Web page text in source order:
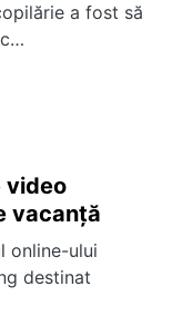
a fost să
video
vacanţă
online-ului
destinat